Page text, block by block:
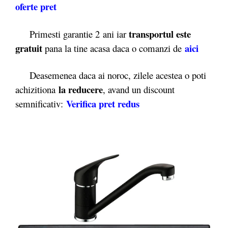
oferte pret
Primesti garantie 2 ani iar transportul este
gratuit pana la tine acasa daca o comanzi de aici
Deasemenea daca ai noroc, zilele acestea o poti
achizitiona la reducere, avand un discount
semnificativ: Verifica pret redus